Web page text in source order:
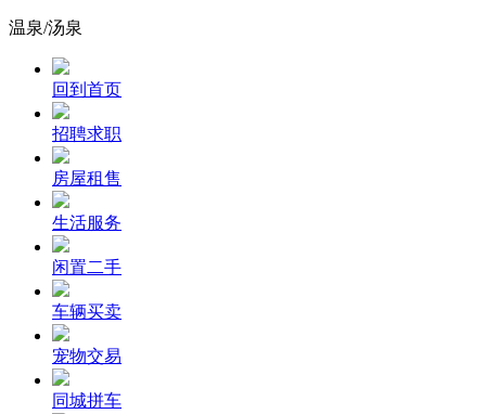
温泉/汤泉
回到首页
招聘求职
房屋租售
生活服务
闲置二手
车辆买卖
宠物交易
同城拼车